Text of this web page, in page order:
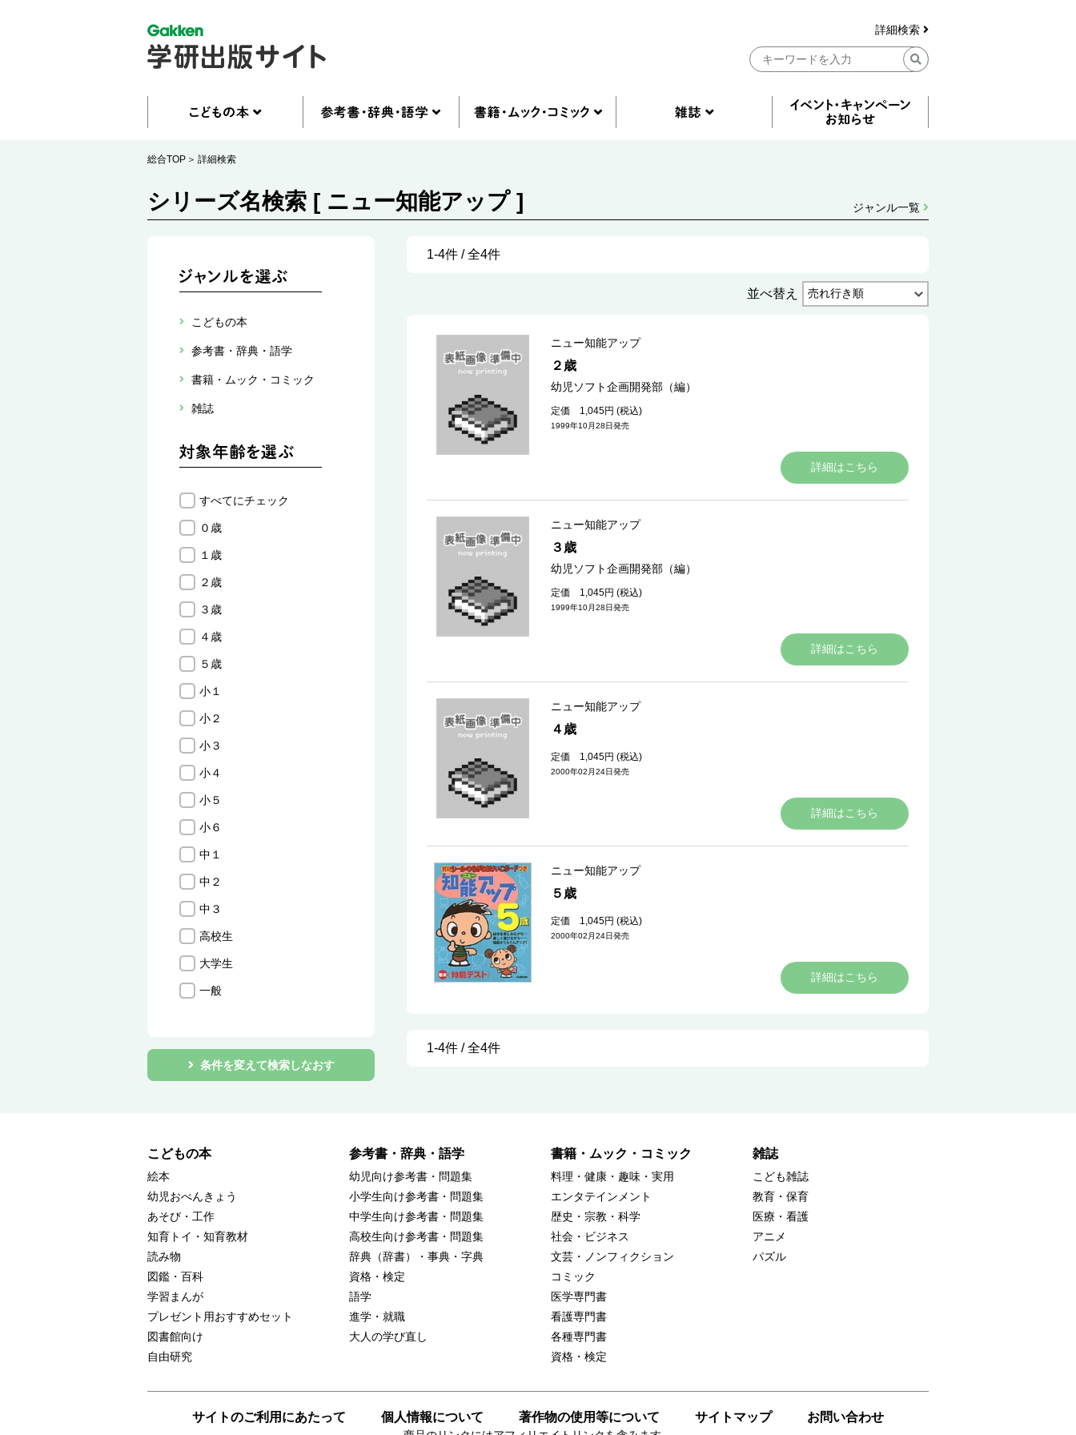
詳細検索
総合TOP 詳細検索
シリーズ名検索 [ ニュー知能アップ ] ジャンル一覧
こどもの本
参考書・辞典・語学
書籍・ムック・コミック
雑誌
すべてにチェック
０歳
１歳
２歳
３歳
４歳
５歳
小１
小２
小３
小４
小５
小６
中１
中２
中３
高校生
大学生
一般
条件を変えて検索しなおす
1-4件 / 全4件
並べ替え
ニュー知能アップ
２歳
幼児ソフト企画開発部（編）
定価 1,045円 (税込)
1999年10月28日発売
詳細はこちら
ニュー知能アップ
３歳
幼児ソフト企画開発部（編）
定価 1,045円 (税込)
1999年10月28日発売
詳細はこちら
ニュー知能アップ
４歳
定価 1,045円 (税込)
2000年02月24日発売
詳細はこちら
ニュー知能アップ
５歳
定価 1,045円 (税込)
2000年02月24日発売
詳細はこちら
1-4件 / 全4件
こどもの本
絵本
幼児おべんきょう
あそび・工作
知育トイ・知育教材
読み物
図鑑・百科
学習まんが
プレゼント用おすすめセット
図書館向け
自由研究
参考書・辞典・語学
幼児向け参考書・問題集
小学生向け参考書・問題集
中学生向け参考書・問題集
高校生向け参考書・問題集
辞典（辞書）・事典・字典
資格・検定
語学
進学・就職
大人の学び直し
書籍・ムック・コミック
料理・健康・趣味・実用
エンタテインメント
歴史・宗教・科学
社会・ビジネス
文芸・ノンフィクション
コミック
医学専門書
看護専門書
各種専門書
資格・検定
雑誌
こども雑誌
教育・保育
医療・看護
アニメ
パズル
サイトのご利用にあたって 個人情報について 著作物の使用等について サイトマップ お問い合わせ